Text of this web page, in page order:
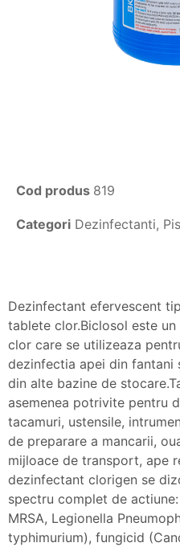
Cod produs 819
Categori Dezinfectanti,
Dezinfectant efervescent
tablete clor.Biclosol este
clor care se utilizeaza
dezinfectia apei din fantani
din alte bazine de
asemenea potrivite pentru
tacamuri, ustensile,
de preparare a mancarii,
mijloace de transport, ape
dezinfectant clorigen se
spectru complet de
MRSA, Legionella
typhimurium), fungicid